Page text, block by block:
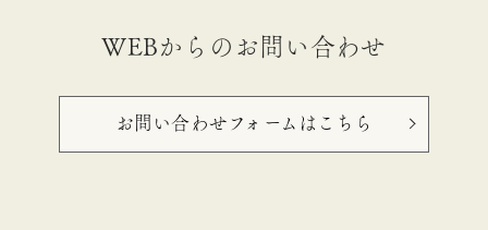
WEBからのお問い合わせ
お問い合わせフォームはこちら